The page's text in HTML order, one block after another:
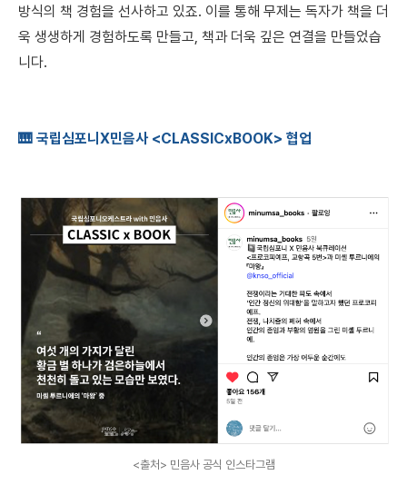
방식의 책 경험을 선사하고 있죠. 이를 통해 무제는 독자가 책을 더
욱 생생하게 경험하도록 만들고, 책과 더욱 깊은 연결을 만들었습
니다.
🎹 국립심포니X민음사 <CLASSICxBOOK> 협업
<출처> 민음사 공식 인스타그램